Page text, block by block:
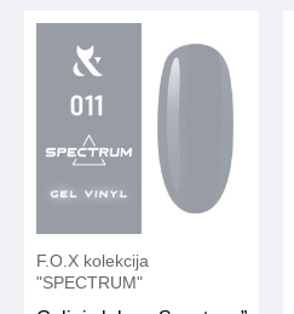
F.O.X kolekcija
"SPECTRUM"